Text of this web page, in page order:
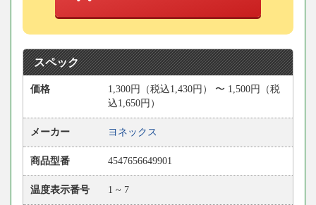
スペック
価格
1,300円（税込1,430円） 〜 1,500円（税
込1,650円）
メーカー ヨネックス
商品型番 4547656649901
温度表示番号 1 ~ 7